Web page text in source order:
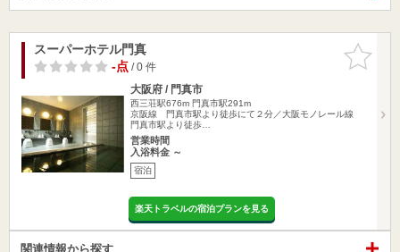
お気に入
りに追加
スーパーホテル門真
-点/ 0 件
大阪府 / 門真市
西三荘駅676m 門真市駅291m
京阪線 門真市駅より徒歩にて２分／大阪モノレール線
門真市駅より徒歩…
営業時間
入浴料金 ～
宿泊
楽天トラベルの宿泊プランを見る
関連情報から探す